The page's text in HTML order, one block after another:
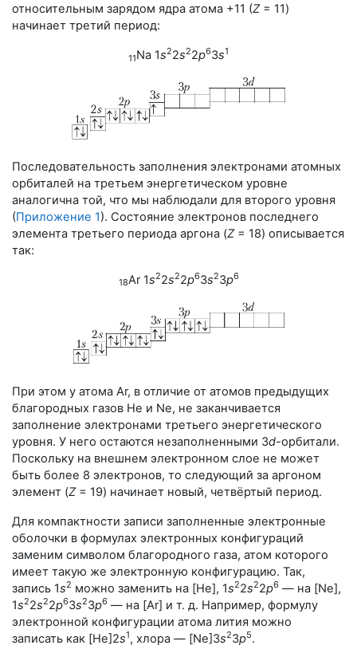
относительным зарядом ядра атома +11 (Z= 11)
начинает третий период:
11Na 1s22s22p63s1
Последовательность заполнения электронами атомных
орбиталей на третьем энергетическом уровне
аналогична той, что мы наблюдали для второго уровня
(Приложение 1). Состояние электронов последнего
элемента третьего периода аргона (Z= 18) описывается
так:
18Ar 1s22s22p63s23p6
При этом у атома Ar, в отличие от атомов предыдущих
благородных газов He и Ne, не заканчивается
заполнение электронами третьего энергетического
уровня. У него остаются незаполненными 3d-орбитали.
Поскольку на внешнем электронном слое не может
быть более 8 электронов, то cледующий за аргоном
элемент (Z= 19) начинает новый, четвёртый период.
Для компактности записи заполненные электронные
оболочки в формулах электронных конфигураций
заменим символом благородного газа, атом которого
имеет такую же электронную конфигурацию. Так,
запись 1s2 можно заменить на [He], 1s22s22p6 — на [Ne],
1s22s22p63s23p6 — на [Ar] и т. д. Например, формулу
электронной конфигурации атома лития можно
записать как [He]2s1, хлора — [Ne]3s23p5.